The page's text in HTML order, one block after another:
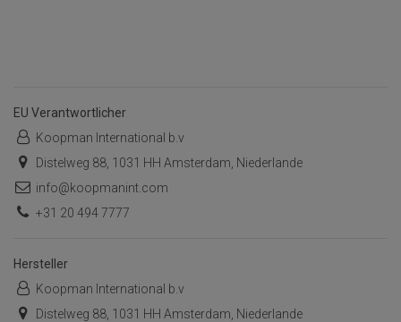
EU Verantwortlicher
Koopman International b.v
Distelweg 88, 1031 HH Amsterdam, Niederlande
info@koopmanint.com
+31 20 494 7777
Hersteller
Koopman International b.v
Distelweg 88, 1031 HH Amsterdam, Niederlande